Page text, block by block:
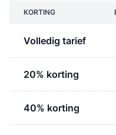
KORTING
Volledig tarief
20% korting
40% korting